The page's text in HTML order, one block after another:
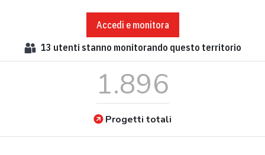
Accedi e monitora
13 utenti stanno monitorando questo territorio
1.896
Progetti totali